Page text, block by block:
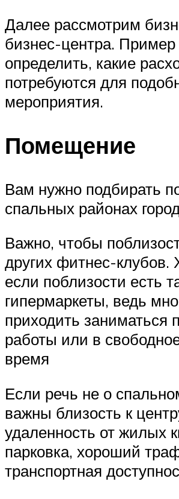
Далее рассмотрим
бизнес-центра.
определить, какие
потребуются для
мероприятия.
Помещение
Вам нужно подбирать
спальных районах
Важно, чтобы
других фитнес-клубов.
если поблизости есть
гипермаркеты, ведь
приходить заниматься
работы или в
время
Если речь не о
важны близость к
удаленность от жилых
парковка, хороший
транспортная